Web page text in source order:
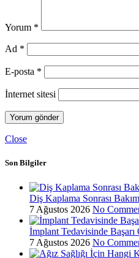
Yorum *
Ad *
E-posta *
İnternet sitesi
Close
Son Bilgiler
Diş Kaplama Sonrası Bakım
7 Ağustos 2026 No
İmplant Tedavisinde Başarı
7 Ağustos 2026 No